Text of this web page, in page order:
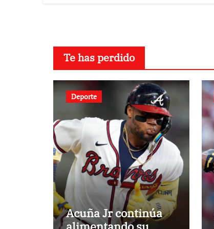
Te has perdido
Deporte
Acuña Jr continúa